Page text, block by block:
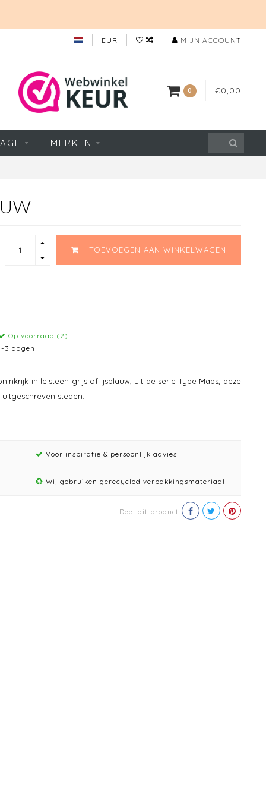
EUR MIJN ACCOUNT
0 €0,00
MERKEN
TOEVOEGEN AAN WINKELWAGEN
Op voorraad (2)
3 dagen
in leisteen grijs of ijsblauw, uit de serie Type Maps, deze
steden.
Voor inspiratie & persoonlijk advies
Wij gebruiken gerecycled verpakkingsmateriaal
Deel dit product